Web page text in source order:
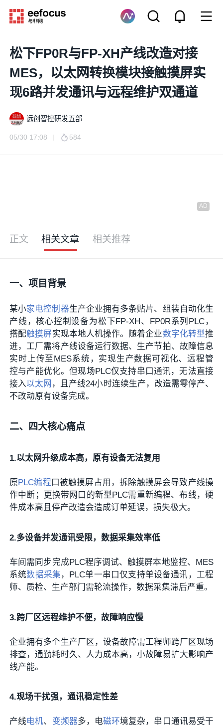
松下FP0R与FP-XH产线改造对接
MES，以太网转换模块接触摸屏实
现6路并发通讯与远程维护双通道
远创智控研发五部
05/30 17:08 584
正文 相关文章 相关推荐
一、项目背景
某小家电控制器生产企业拥有多条贴片、组装自动化生
产线，核心控制设备为松下FP-XH、FP0R系列PLC，
搭配触摸屏实现本地人机操作。随着企业数字化转型推
进，工厂需将产线设备运行数据、生产节拍、故障信息
实时上传至MES系统，实现生产数据可视化、远程管
控与产能优化。但现场PLC仅支持串口通讯，无法直接
接入以太网 ，且产线24小时连续生产，改造需零停产、
不改动原有设备完成。
二、四大核心痛点
1.以太网升级成本高，原有设备无法复用
原PLC编程 口被触摸屏占用，拆除触摸屏会导致产线操
作中断；更换带网口的新型PLC需重新编程、布线，硬
件成本高且停产改造会造成订单延误，损失极大。
2.多设备并发通讯受限，数据采集效率低
车间需同步完成PLC程序调试、触摸屏本地监控、MES
系统数据采集 ，PLC单一串口仅支持单设备通讯，工程
师、质检、生产部门需轮流操作，数据采集滞后严重。
3.跨厂区远程维护不便，故障响应慢
企业拥有多个生产厂区，设备故障需工程师跨厂区现场
排查，通勤耗时久、人力成本高，小故障易扩大影响产
线产能。
4.现场干扰强，通讯稳定性差
产线电机、 变频器多，电磁环境复杂，串口通讯易受干